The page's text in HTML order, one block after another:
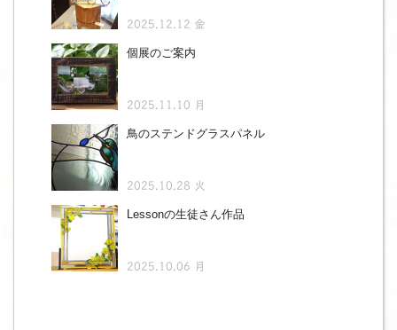
2025.12.12 金
個展のご案内
2025.11.10 月
鳥のステンドグラスパネル
2025.10.28 火
Lessonの生徒さん作品
2025.10.06 月